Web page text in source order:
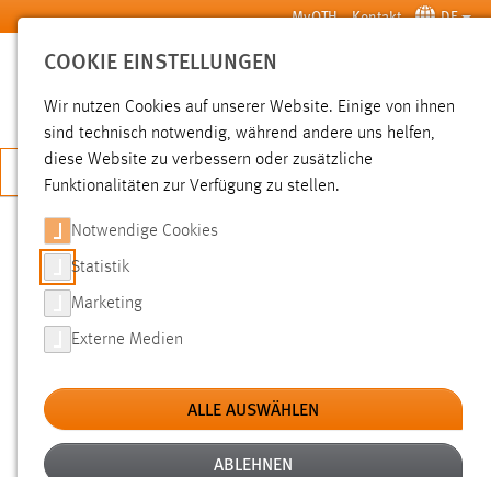
Zum Hauptinhalt springen MyOTH Kontakt DE
SUCHE
JETZT BEWERBEN
SUCHE
FILTER
Typ
Erstellungsdatum
COOKIE EINSTELLUNGEN
Wir nutzen Cookies auf unserer Website. Einige von ihnen
sind technisch notwendig, während andere uns helfen,
diese Website zu verbessern oder zusätzliche
Funktionalitäten zur Verfügung zu stellen.
Notwendige Cookies
Statistik
Marketing
Externe Medien
ALLE AUSWÄHLEN
ABLEHNEN